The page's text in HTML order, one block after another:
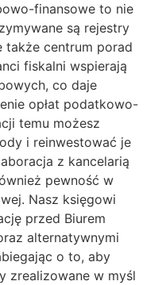
finansowe to nie
są rejestry
także centrum porad
fiskalni wspierają
co daje
opłat podatkowo-
temu możesz
i reinwestować je
z kancelarią
pewność w
Nasz księgowi
przed Biurem
alternatywnymi
o to, aby
zrealizowane w myśl